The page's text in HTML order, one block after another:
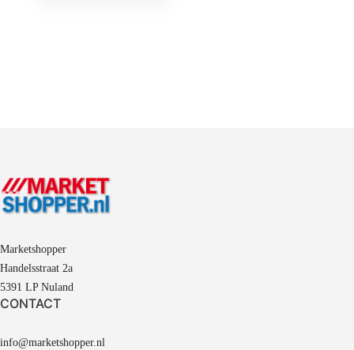
Marketshopper
Handelsstraat 2a
5391 LP Nuland
CONTACT
info@marketshopper.nl